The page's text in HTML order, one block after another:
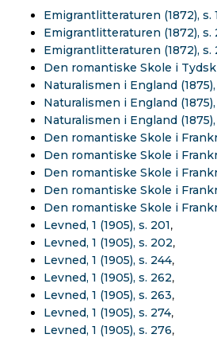
Emigrantlitteraturen (1872), s.
Emigrantlitteraturen (1872), s.
Emigrantlitteraturen (1872), s.
Den romantiske Skole i
Naturalismen i England (1875),
Naturalismen i England
Naturalismen i England
Den romantiske Skole i
Den romantiske Skole i
Den romantiske Skole i
Den romantiske Skole i
Den romantiske Skole i
Levned, 1 (1905), s. 201,
Levned, 1 (1905), s. 202,
Levned, 1 (1905), s. 244,
Levned, 1 (1905), s. 262,
Levned, 1 (1905), s. 263,
Levned, 1 (1905), s. 274,
Levned, 1 (1905), s. 276,